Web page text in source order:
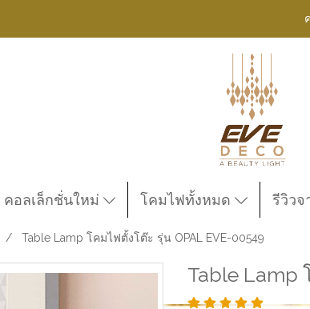
คอลเล็กชั่นใหม่ โคมไฟทั้งหมด รีวิวจ
Table Lamp โคมไฟตั้งโต๊ะ รุ่น OPAL EVE-00549
Table Lamp